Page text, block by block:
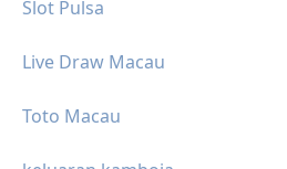
Slot Pulsa
Live Draw Macau
Toto Macau